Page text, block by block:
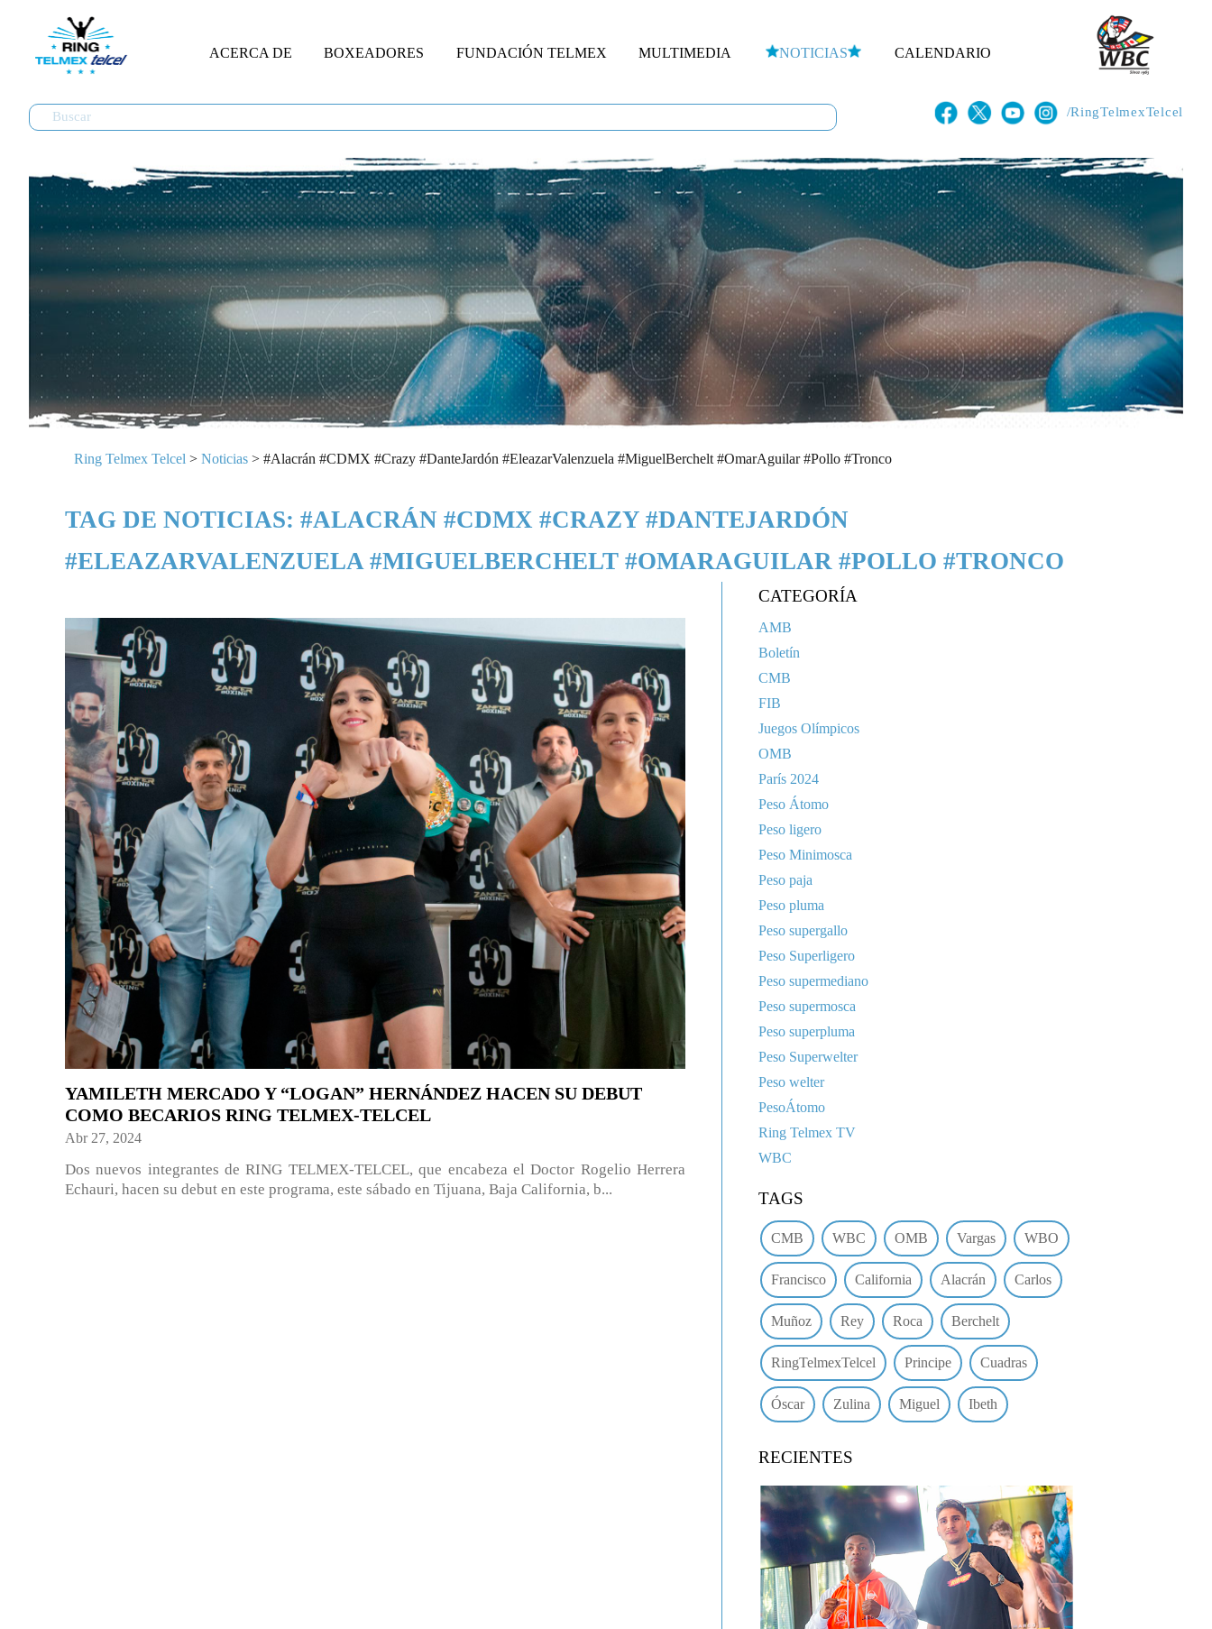
ACERCA DE BOXEADORES FUNDACIÓN TELMEX MULTIMEDIA NOTICIAS CALENDARIO
/RingTelmexTelcel
Ring Telmex Telcel > Noticias > #Alacrán #CDMX #Crazy #DanteJardón #EleazarValenzuela #MiguelBerchelt #OmarAguilar #Pollo #Tronco
TAG DE NOTICIAS: #ALACRÁN #CDMX #CRAZY #DANTEJARDÓN
#ELEAZARVALENZUELA #MIGUELBERCHELT #OMARAGUILAR #POLLO #TRONCO
YAMILETH MERCADO Y “LOGAN” HERNÁNDEZ HACEN SU DEBUT
COMO BECARIOS RING TELMEX-TELCEL
Abr 27, 2024
Dos nuevos integrantes de RING TELMEX-TELCEL, que encabeza el Doctor Rogelio Herrera
Echauri, hacen su debut en este programa, este sábado en Tijuana, Baja California, b...
CATEGORÍA
AMB
Boletín
CMB
FIB
Juegos Olímpicos
OMB
París 2024
Peso Átomo
Peso ligero
Peso Minimosca
Peso paja
Peso pluma
Peso supergallo
Peso Superligero
Peso supermediano
Peso supermosca
Peso superpluma
Peso Superwelter
Peso welter
PesoÁtomo
Ring Telmex TV
WBC
TAGS
CMB WBC OMB Vargas WBO
Francisco California Alacrán Carlos
Muñoz Rey Roca Berchelt
RingTelmexTelcel Principe Cuadras
Óscar Zulina Miguel Ibeth
RECIENTES